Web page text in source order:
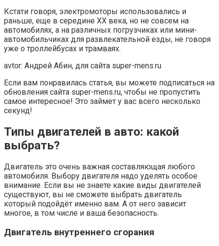
Кстати говоря, электромоторы использовались и
раньше, еще в середине ХХ века, но не совсем на
автомобилях, а на различных погрузчиках или мини-
автомобильчиках для развлекательной езды, не говоря
уже о троллейбусах и трамваях.
avtor: Андрей Абин, для сайта super-mens.ru
Если вам понравилась статья, вы можете подписаться на
обновления сайта super-mens.ru, чтобы не пропустить
самое интересное! Это займет у вас всего несколько
секунд!
Типы двигателей в авто: какой
выбрать?
Двигатель это очень важная составляющая любого
автомобиля. Выбору двигателя надо уделять особое
внимание. Если вы не знаете какие виды двигателей
существуют, вы не сможете выбрать двигатель
который подойдёт именно вам. А от него зависит
многое, в том числе и ваша безопасность.
Двигатель внутреннего сгорания